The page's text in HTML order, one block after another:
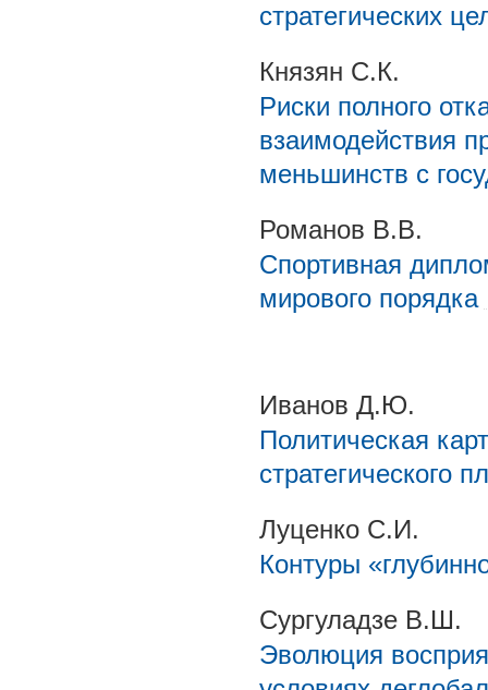
стратегических
Князян С.К.
Риски полного
взаимодействия
меньшинств с
Романов В.В.
Спортивная
мирового порядка
Иванов Д.Ю.
Политическая
стратегического
Луценко С.И.
Контуры
Сургуладзе В.Ш.
Эволюция